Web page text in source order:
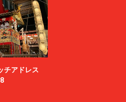
チアドレス